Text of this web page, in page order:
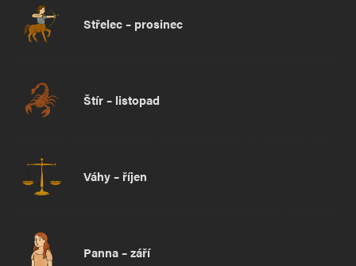
Střelec – prosinec
Štír – listopad
Váhy – říjen
Panna – září